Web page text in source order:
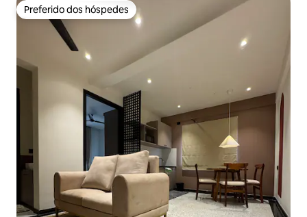
Preferido dos hóspedes
Preferido dos hóspedes